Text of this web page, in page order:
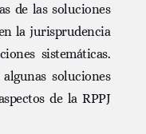
de las soluciones
la jurisprudencia
sistemáticas.
soluciones
de la RPPJ